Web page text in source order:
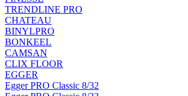
TRENDLINE PRO
CHATEAU
BINYLPRO
BONKEEL
CAMSAN
CLIX FLOOR
EGGER
Egger PRO Classic 8/32